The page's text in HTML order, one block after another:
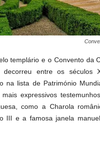
templário e o Convento da
decorreu entre os
na lista de Património
expressivos
como a Charola
III e a famosa janela